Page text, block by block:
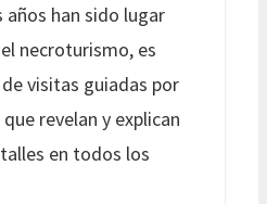
han sido lugar
necroturismo, es
visitas guiadas por
revelan y explican
en todos los